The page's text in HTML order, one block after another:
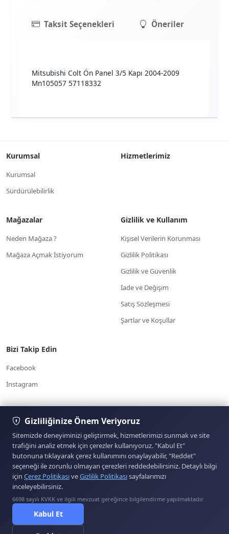
Taksit Seçenekleri Öneriler
Mitsubishi Colt Ön Panel 3/5 Kapı 2004-2009
Mn105057 57118332
Kurumsal
Kurumsal
Sürdürülebilirlik
Hizmetlerimiz
Mağazalar
Neden Mağaza ?
Mağaza Açmak İstiyorum
Gizlilik ve Kullanım
Kişisel Verilerin Korunması
Gizlilik Politikası
Gizlilik ve Güvenlik
İade ve Değişim
Satış Sözleşmesi
Şartlar ve Koşullar
Bizi Takip Edin
Facebook
İnstagram
7/24 Müşteri
Hizmetleri
05354574303
Yardım Merkezi
www.otoparcabul.com/
Sitemizde yer alan kullanıcıların oluşturduğu tüm
içerik, görüş ve bilgilerin doğruluğu, eksiksiz ve
değişmez olduğu, yayınlanması ile ilgili yasal
yükümlülükler içeriği oluşturan kullanıcıya aittir. Bu
içeriğin, görüş ve bilgilerin yanlışlık, eksiklik veya
yasalarla düzenlenmiş kurallara aykırılığından sitemiz
hiçbir şekilde sorumlu değildir. Sorularınız için ilan
sahibi ile irtibata geçebilirsiniz.
ETBİS'e Kayıtlıdır.
Gizliliğinize Önem Veriyoruz
Sitemizde deneyiminizi geliştirmek, hizmetlerimizi sunmak ve site
trafiğini analiz etmek için çerezler kullanıyoruz. "Kabul Et"
butonuna tıklayarak çerez kullanımını onaylayabilir, "Reddet"
seçeneği ile zorunlu olmayan çerezleri reddedebilirsiniz. Detaylı bilgi
için Çerez PolitikasıveGizlilik Politikasısayfalarımızı
inceleyebilirsiniz.
6698 sayılı KVKK ve ilgili mevzuat gereğince bilgilendirme yapılmaktadır.
Kabul Et